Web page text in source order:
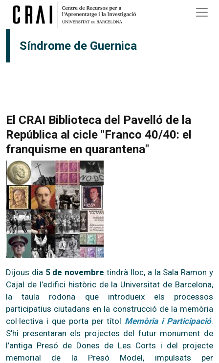
Vés al contingut
Síndrome de Guernica
El CRAI Biblioteca del Pavelló de la
República al cicle "Franco 40/40: el
franquisme en quarantena"
Dijous dia 5 de novembre tindrà lloc, a la Sala Ramon y
Cajal de l’edifici històric de la Universitat de Barcelona,
la taula rodona que introdueix els processos
participatius ciutadans en la construcció de la memòria
col·lectiva i que porta per títol Memòria i Participació.
S’hi presentaran els projectes del futur monument de
l’antiga Presó de Dones de Les Corts i del projecte
memorial de la Presó Model, impulsats per